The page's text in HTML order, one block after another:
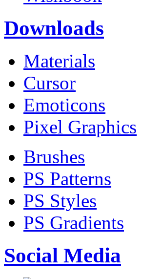
Downloads
Materials
Cursor
Emoticons
Pixel Graphics
Brushes
PS Patterns
PS Styles
PS Gradients
Social Media